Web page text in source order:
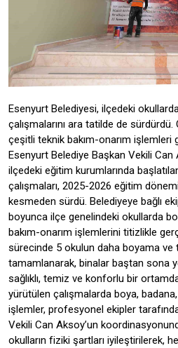
Esenyurt Belediyesi, ilçedeki
çalışmalarını ara tatilde de
çeşitli teknik bakım-onarım işlemleri
Esenyurt Belediye Başkan Vekili Can
ilçedeki eğitim kurumlarında
çalışmaları, 2025-2026 eğitim
kesmeden sürdü. Belediyeye bağlı
boyunca ilçe genelindeki okullarda
bakım-onarım işlemlerini titizlikle
sürecinde 5 okulun daha boyama ve
tamamlanarak, binalar baştan sona
sağlıklı, temiz ve konforlu bir
yürütülen çalışmalarda boya,
işlemler, profesyonel ekipler
Vekili Can Aksoy’un
okulların fiziki şartları iyileştirilerek,